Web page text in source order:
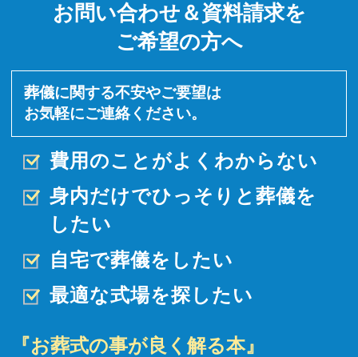
お問い合わせ＆資料請求を
ご希望の方へ
葬儀に関する不安やご要望は
お気軽にご連絡ください。
費用のことがよくわからない
身内だけでひっそりと 葬儀を
したい
自宅で葬儀をしたい
最適な式場を探したい
『お葬式の事が良く解る本』